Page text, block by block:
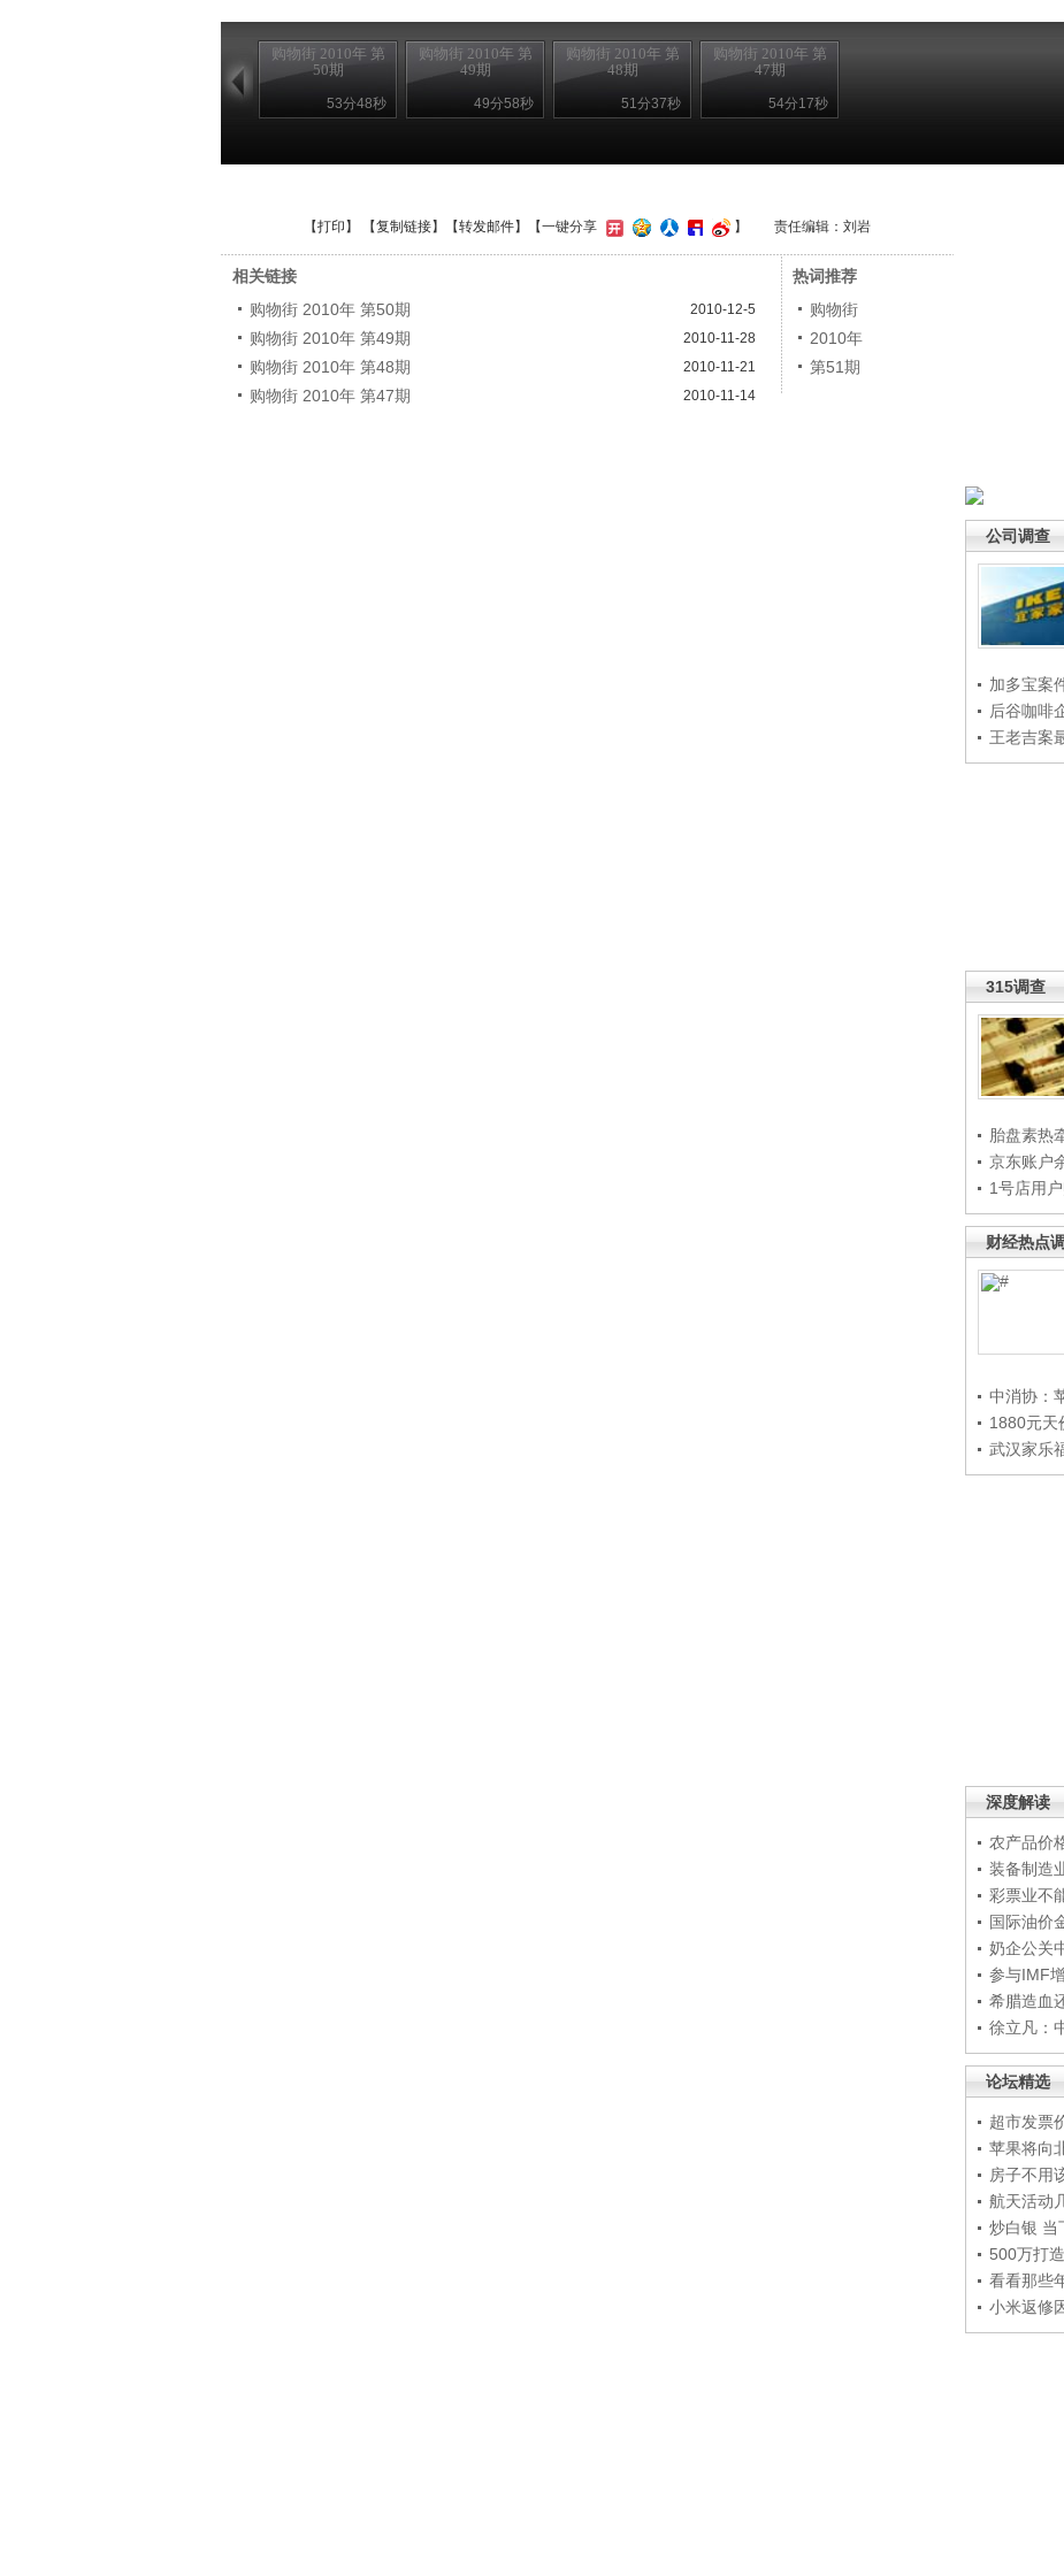
购物街 2010年 第
50期
53分48秒
购物街 2010年 第
49期
49分58秒
购物街 2010年 第
48期
51分37秒
购物街 2010年 第
47期
54分17秒
公司调查
加多宝案
后谷咖啡
王老吉案
315调查
胎盘素热
京东账户
1号店用
财经热点
中消协：
1880元天
武汉家乐
深度解读
农产品价
装备制造
彩票业不
国际油价
奶企公关
参与IMF
希腊造血
徐立凡：
论坛精选
超市发票
苹果将向
房子不用
航天活动
炒白银 当
500万打
看看那些
小米返修
【打印 】 【复制链接】【转发邮件】 【一键分享 】 责任编辑：刘岩
相关链接
购物街 2010年 第50期
2010-12-5
购物街 2010年 第49期 2010-11-28
购物街 2010年 第48期 2010-11-21
购物街 2010年 第47期 2010-11-14
热词推荐
购物街
2010年
第51期